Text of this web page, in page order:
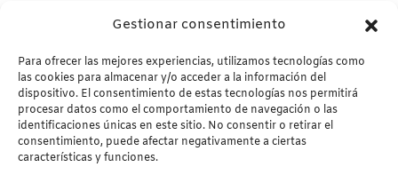
Gestionar consentimiento
Para ofrecer las mejores experiencias, utilizamos tecnologías como
las cookies para almacenar y/o acceder a la información del
dispositivo. El consentimiento de estas tecnologías nos permitirá
procesar datos como el comportamiento de navegación o las
identificaciones únicas en este sitio. No consentir o retirar el
consentimiento, puede afectar negativamente a ciertas
características y funciones.
Reparación de tuberías sin obra
Reparamos tramos dañados sin abrir zanjas cuando el
estado de la instalación permite aplicar una solución sin